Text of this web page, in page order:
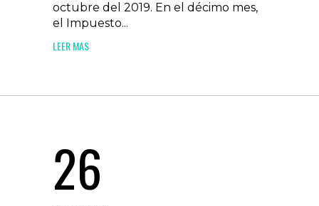
octubre del 2019. En el décimo mes,
el Impuesto...
LEER MAS
26